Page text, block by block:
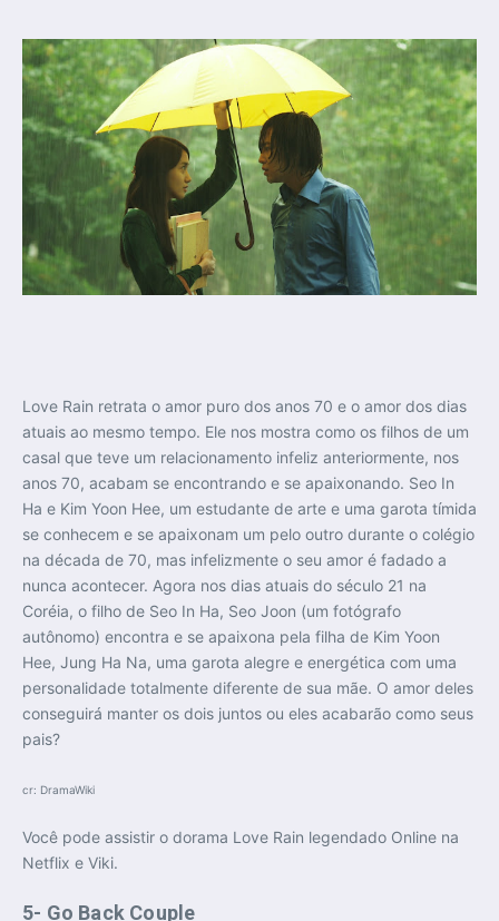
Love Rain retrata o amor puro dos anos 70 e o amor dos dias
atuais ao mesmo tempo. Ele nos mostra como os filhos de um
casal que teve um relacionamento infeliz anteriormente, nos
anos 70, acabam se encontrando e se apaixonando. Seo In
Ha e Kim Yoon Hee, um estudante de arte e uma garota tímida
se conhecem e se apaixonam um pelo outro durante o colégio
na década de 70, mas infelizmente o seu amor é fadado a
nunca acontecer. Agora nos dias atuais do século 21 na
Coréia, o filho de Seo In Ha, Seo Joon (um fotógrafo
autônomo) encontra e se apaixona pela filha de Kim Yoon
Hee, Jung Ha Na, uma garota alegre e energética com uma
personalidade totalmente diferente de sua mãe. O amor deles
conseguirá manter os dois juntos ou eles acabarão como seus
pais?
cr: DramaWiki
Você pode assistir o dorama Love Rain legendado Online na
Netflix e Viki.
5- Go Back Couple